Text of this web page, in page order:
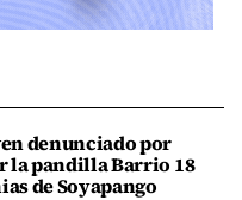
denunciado por
pandilla Barrio 18
de Soyapango